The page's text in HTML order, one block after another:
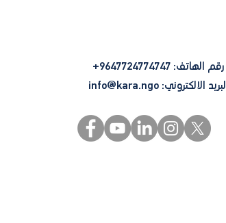
رقم الهاتف: 9647724774747+
البريد الالكتروني:info@kara.ngo